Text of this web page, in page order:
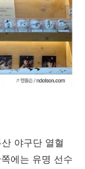
야구단 열혈
에는 유명 선수